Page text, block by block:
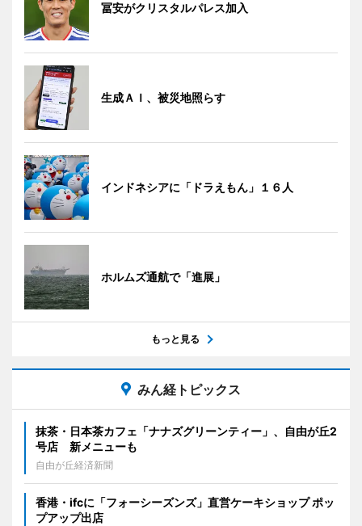
冨安がクリスタルパレス加入
生成ＡＩ、被災地照らす
インドネシアに「ドラえもん」１６人
ホルムズ通航で「進展」
もっと見る
みん経トピックス
抹茶・日本茶カフェ「ナナズグリーンティー」、自由が丘2
号店 新メニューも
自由が丘経済新聞
香港・ifcに「フォーシーズンズ」直営ケーキショップ ポッ
プアップ出店